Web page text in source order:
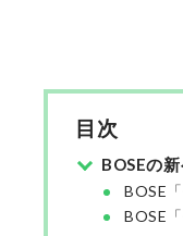
目次
BOSEの
BOSE
BOSE